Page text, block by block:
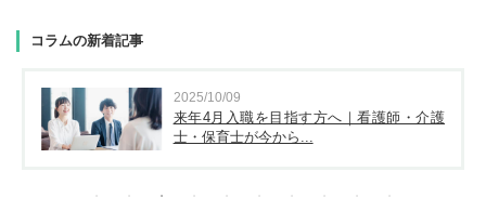
コラムの新着記事
2025/10/09
来年4月入職を目指す方へ｜看護師・介護
士・保育士が今から...